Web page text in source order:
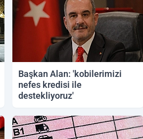
Başkan Alan: 'kobilerimizi
nefes kredisi ile
destekliyoruz'